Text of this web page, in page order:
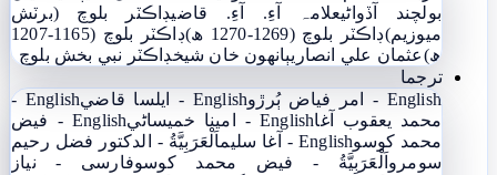
بولچند آڏواڻيعلامہ آءِ. آءِ. قاضيڊاڪٽر بلوچ (برٽش
ميوزيم)ڊاڪٽر بلوچ (1269-1270 ھ)
ڊاڪٽر بلوچ (1165-1207
ھ)عثمان علي انصاريٻانهون خان شيخڊاڪٽر نبي بخش بلوچ
ترجما
English - امر فياض ٻُرڙو
English - ايلسا قاضي
English -
محمد يعقوب آغاEnglish - امينا خميساڻي
English - فيض
محمد کوسوEnglish - آغا سليم
اَلْعَرَبِيَّةُ - الدکتور فضل رحیم
سومرو اَلْعَرَبِيَّةُ - فيض محمد کوسوفارسی - نياز